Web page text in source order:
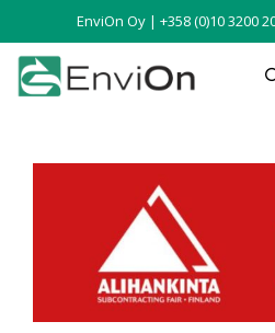
EnviOn Oy | +358 (0)10 3200